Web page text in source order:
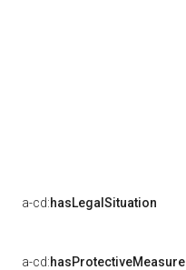
a-cd:hasLegalSituation
a-cd:hasProtectiveMeasure